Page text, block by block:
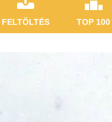
FELTÖLTÉS TOP 100